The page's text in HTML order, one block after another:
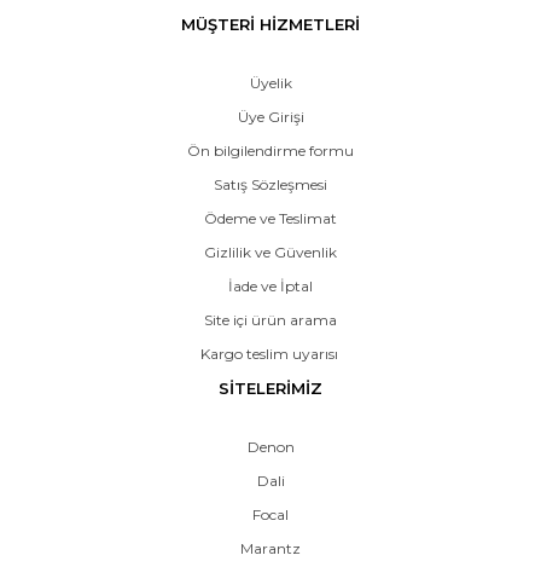
MÜŞTERİ HİZMETLERİ
Üyelik
Üye Girişi
Ön bilgilendirme formu
Satış Sözleşmesi
Ödeme ve Teslimat
Gizlilik ve Güvenlik
İade ve İptal
Site içi ürün arama
Kargo teslim uyarısı
SİTELERİMİZ
Denon
Dali
Focal
Marantz